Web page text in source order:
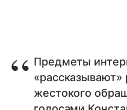
Предметы
жестокого